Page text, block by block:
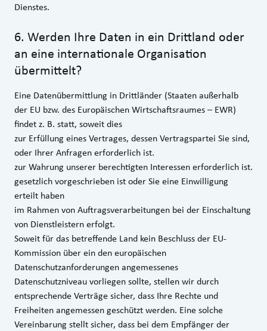
Dienstes.
6. Werden Ihre Daten in ein Drittland oder
an eine internationale Organisation
übermittelt?
Eine Datenübermittlung in Drittländer (Staaten außerhalb
der EU bzw. des Europäischen Wirtschaftsraumes – EWR)
findet z. B. statt, soweit dies
zur Erfüllung eines Vertrages, dessen Vertragspartei Sie sind,
oder Ihrer Anfragen erforderlich ist.
zur Wahrung unserer berechtigten Interessen erforderlich ist.
gesetzlich vorgeschrieben ist oder Sie eine Einwilligung
erteilt haben
im Rahmen von Auftragsverarbeitungen bei der Einschaltung
von Dienstleistern erfolgt.
Soweit für das betreffende Land kein Beschluss der EU-
Kommission über ein den europäischen
Datenschutzanforderungen angemessenes
Datenschutzniveau vorliegen sollte, stellen wir durch
entsprechende Verträge sicher, dass Ihre Rechte und
Freiheiten angemessen geschützt werden. Eine solche
Vereinbarung stellt sicher, dass bei dem Empfänger der